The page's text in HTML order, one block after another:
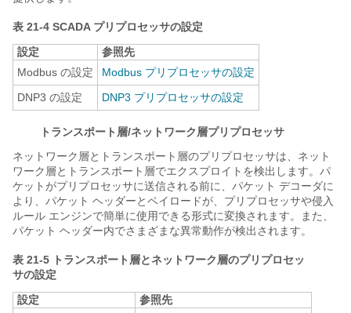
表 21-4 SCADA プリプロセッサの設定
設定
参照先
Modbus の設定
Modbus プリプロセッサの設定
DNP3 の設定
DNP3 プリプロセッサの設定
トランスポート層/ネットワーク層プリプロセッサ
ネットワーク層とトランスポート層のプリプロセッサは、ネット
ワーク層とトランスポート層でエクスプロイトを検出します。パ
ケットがプリプロセッサに送信される前に、パケット デコーダに
より、パケット ヘッダーとペイロードが、プリプロセッサや侵入
ルール エンジンで簡単に使用できる形式に変換されます。また、
パケット ヘッダー内でさまざまな異常動作が検出されます。
表 21-5 トランスポート層とネットワーク層のプリプロセッ
サの設定
設定
参照先